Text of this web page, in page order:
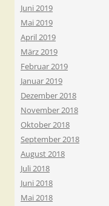
Juni 2019
Mai 2019
April 2019
März 2019
Februar 2019
Januar 2019
Dezember 2018
November 2018
Oktober 2018
September 2018
August 2018
Juli 2018
Juni 2018
Mai 2018